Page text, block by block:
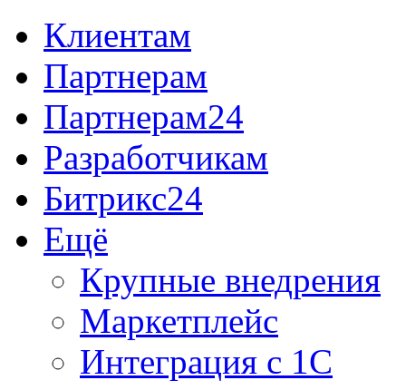
Клиентам
Партнерам
Партнерам24
Разработчикам
Битрикс24
Ещё
Крупные внедрения
Маркетплейс
Интеграция с 1С